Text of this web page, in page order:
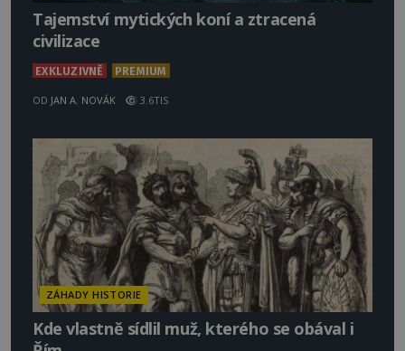
Tajemství mytických koní a ztracená
civilizace
EXKLUZIVNĚ PREMIUM
OD JAN A. NOVÁK 3.6TIS
ZÁHADY HISTORIE
Kde vlastně sídlil muž, kterého se obával i